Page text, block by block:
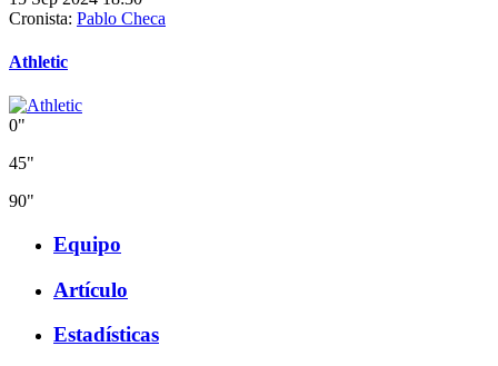
Cronista: Pablo Checa
Athletic
0"
45"
90"
Equipo
Artículo
Estadísticas